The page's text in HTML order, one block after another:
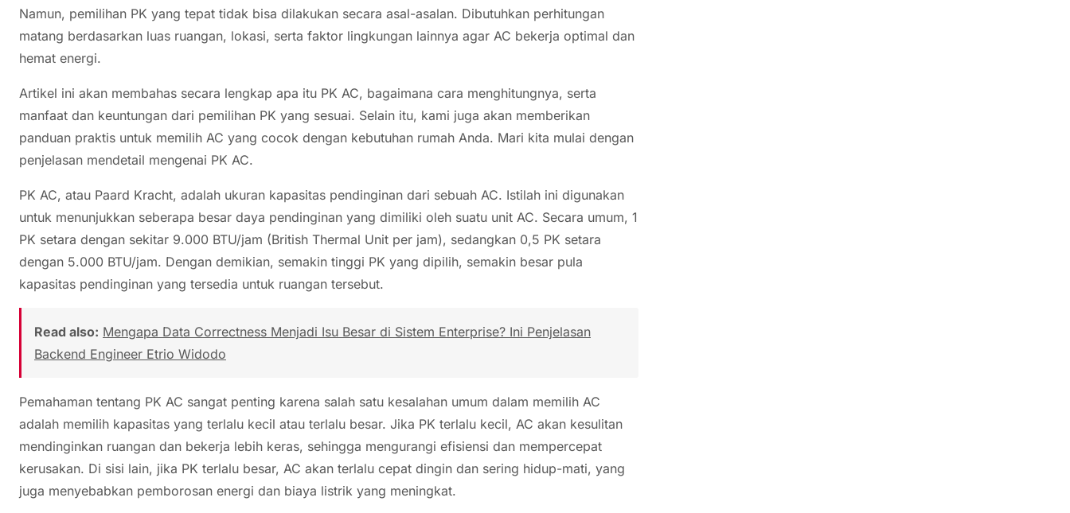
Namun, pemilihan PK yang tepat tidak bisa dilakukan secara asal-asalan. Dibutuhkan perhitungan
matang berdasarkan luas ruangan, lokasi, serta faktor lingkungan lainnya agar AC bekerja optimal dan
hemat energi.
Artikel ini akan membahas secara lengkap apa itu PK AC, bagaimana cara menghitungnya, serta
manfaat dan keuntungan dari pemilihan PK yang sesuai. Selain itu, kami juga akan memberikan
panduan praktis untuk memilih AC yang cocok dengan kebutuhan rumah Anda. Mari kita mulai dengan
penjelasan mendetail mengenai PK AC.
PK AC, atau Paard Kracht, adalah ukuran kapasitas pendinginan dari sebuah AC. Istilah ini digunakan
untuk menunjukkan seberapa besar daya pendinginan yang dimiliki oleh suatu unit AC. Secara umum, 1
PK setara dengan sekitar 9.000 BTU/jam (British Thermal Unit per jam), sedangkan 0,5 PK setara
dengan 5.000 BTU/jam. Dengan demikian, semakin tinggi PK yang dipilih, semakin besar pula
kapasitas pendinginan yang tersedia untuk ruangan tersebut.
Read also: Mengapa Data Correctness Menjadi Isu Besar di Sistem Enterprise? Ini Penjelasan
Backend Engineer Etrio Widodo
Pemahaman tentang PK AC sangat penting karena salah satu kesalahan umum dalam memilih AC
adalah memilih kapasitas yang terlalu kecil atau terlalu besar. Jika PK terlalu kecil, AC akan kesulitan
mendinginkan ruangan dan bekerja lebih keras, sehingga mengurangi efisiensi dan mempercepat
kerusakan. Di sisi lain, jika PK terlalu besar, AC akan terlalu cepat dingin dan sering hidup-mati, yang
juga menyebabkan pemborosan energi dan biaya listrik yang meningkat.